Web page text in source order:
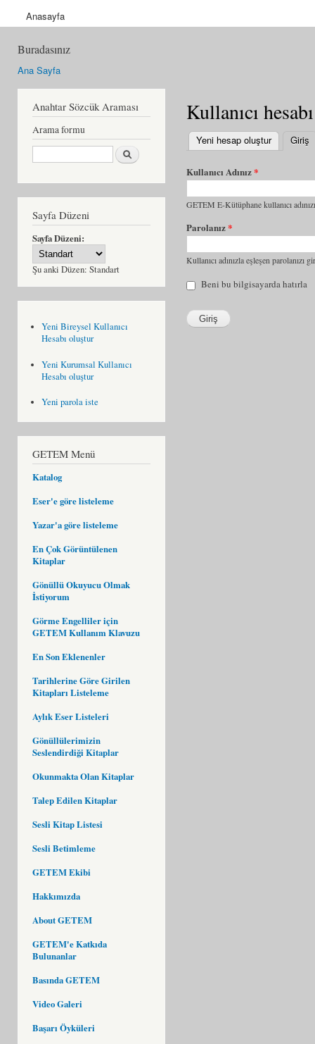
Anasayfa
Buradasınız
Ana Sayfa
Anahtar Sözcük Araması
Arama formu
Ara
Sayfa Düzeni
Sayfa Düzeni:
Şu anki Düzen: Standart
Yeni Bireysel Kullanıcı
Hesabı oluştur
Yeni Kurumsal Kullanıcı
Hesabı oluştur
Yeni parola iste
GETEM Menü
Katalog
Eser'e göre listeleme
Yazar'a göre listeleme
En Çok Görüntülenen
Kitaplar
Gönüllü Okuyucu Olmak
İstiyorum
Görme Engelliler için
GETEM Kullanım Klavuzu
En Son Eklenenler
Tarihlerine Göre Girilen
Kitapları Listeleme
Aylık Eser Listeleri
Gönüllülerimizin
Seslendirdiği Kitaplar
Okunmakta Olan Kitaplar
Talep Edilen Kitaplar
Sesli Kitap Listesi
Sesli Betimleme
GETEM Ekibi
Hakkımızda
About GETEM
GETEM'e Katkıda
Bulunanlar
Basında GETEM
Video Galeri
Başarı Öyküleri
Kullanıcı hesabı
Yeni hesap oluştur Giriş
Kullanıcı Adınız*
GETEM E-Kütüphane kullanıcı
Parolanız*
Kullanıcı adınızla eşleşen parolanızı
Beni bu bilgisayarda hatırla